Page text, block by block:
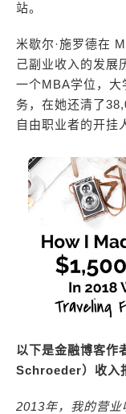
站。
米歇尔·施罗德在
己副业收入的发展
一个MBA学位，大
务，在她还清了
自由职业者的开挂
以下是金融博客作
Schroeder）收入
2013年，我的营